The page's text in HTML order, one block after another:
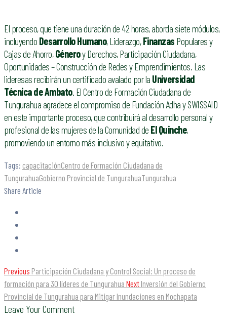
El proceso, que tiene una duración de 42 horas, aborda siete módulos,
incluyendo Desarrollo Humano, Liderazgo,Finanzas Populares y
Cajas de Ahorro,Géneroy Derechos, Participación Ciudadana,
Oportunidades – Construcción de Redes y Emprendimientos. Las
lideresas recibirán un certificado avalado por la Universidad
Técnica de Ambato. El Centro de Formación Ciudadana de
Tungurahua agradece el compromiso de Fundación Adha y SWISSAID
en este importante proceso, que contribuirá al desarrollo personal y
profesional de las mujeres de la Comunidad de El Quinche,
promoviendo un entorno más inclusivo y equitativo.
Tags: capacitaciónCentro de Formación Ciudadana de
TungurahuaGobierno Provincial de TungurahuaTungurahua
Share Article
Previous Participación Ciudadana y Control Social: Un proceso de
formación para 30 líderes de Tungurahua Next Inversión del Gobierno
Provincial de Tungurahua para Mitigar Inundaciones en Mochapata
Leave Your Comment